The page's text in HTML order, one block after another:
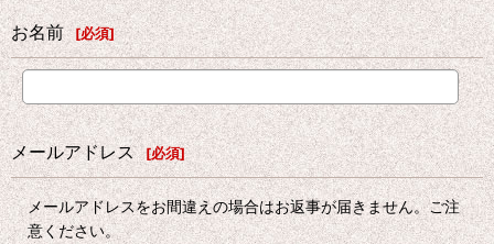
お名前 [必須]
メールアドレス [必須]
メールアドレスをお間違えの場合はお返事が届きません。ご注
意ください。